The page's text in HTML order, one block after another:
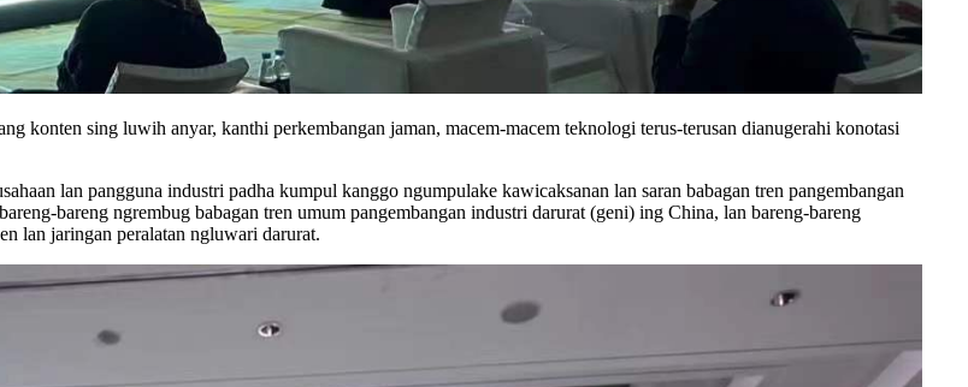
konten sing luwih anyar, kanthi perkembangan jaman, macem-macem teknologi terus-terusan dianugerahi konotasi
lan pangguna industri padha kumpul kanggo ngumpulake kawicaksanan lan saran babagan tren pangembangan
bareng ngrembug babagan tren umum pangembangan industri darurat (geni) ing China, lan bareng-bareng
lan jaringan peralatan ngluwari darurat.